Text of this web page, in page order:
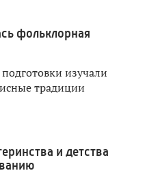
фольклорная
изучали
традиции
и детства